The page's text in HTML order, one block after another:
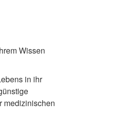
Wissen
in ihr
medizinischen